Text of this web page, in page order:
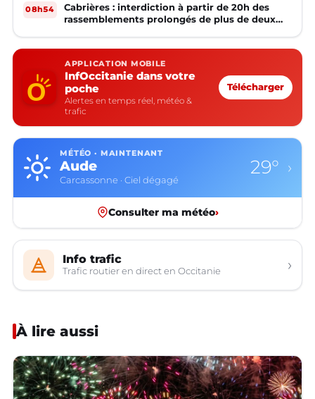
08h54
Cabrières : interdiction à partir de 20h des
rassemblements prolongés de plus de deux
APPLICATION MOBILE
InfOccitanie dans votre
poche
Alertes en temps réel, météo &
trafic
Télécharger
MÉTÉO · MAINTENANT
Aude
Carcassonne · Ciel dégagé
29° ›
Consulter ma météo›
Info trafic
Trafic routier en direct en Occitanie ›
À lire aussi